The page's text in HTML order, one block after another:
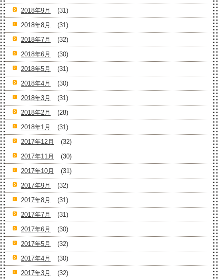
2018年9月
(31)
2018年8月
(31)
2018年7月
(32)
2018年6月
(30)
2018年5月
(31)
2018年4月
(30)
2018年3月
(31)
2018年2月
(28)
2018年1月
(31)
2017年12月
(32)
2017年11月
(30)
2017年10月
(31)
2017年9月
(32)
2017年8月
(31)
2017年7月
(31)
2017年6月
(30)
2017年5月
(32)
2017年4月
(30)
2017年3月
(32)